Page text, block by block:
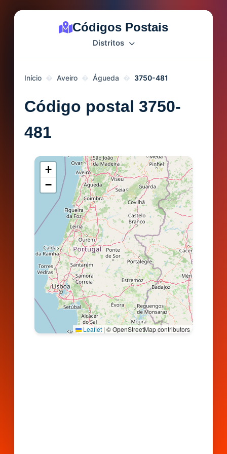
Códigos Postais
Distritos
Início Aveiro Águeda 3750-481
Código postal 3750-
481
+
−
Leaflet | © OpenStreetMap contributors